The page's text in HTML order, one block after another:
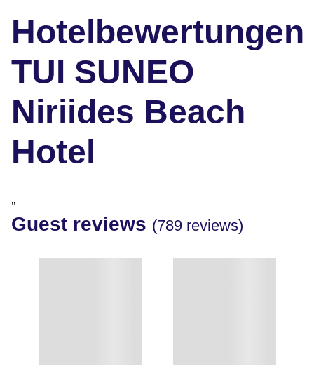
Hotelbewertungen
TUI SUNEO
Niriides Beach
Hotel
"
Guest reviews (789 reviews)